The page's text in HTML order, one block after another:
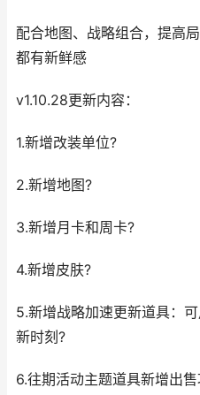
配合地图、战略组合，提高
都有新鲜感
v1.10.28更新内容：
1.新增改装单位?
2.新增地图?
3.新增月卡和周卡?
4.新增皮肤?
5.新增战略加速更新道具：
新时刻?
6.往期活动主题道具新增出